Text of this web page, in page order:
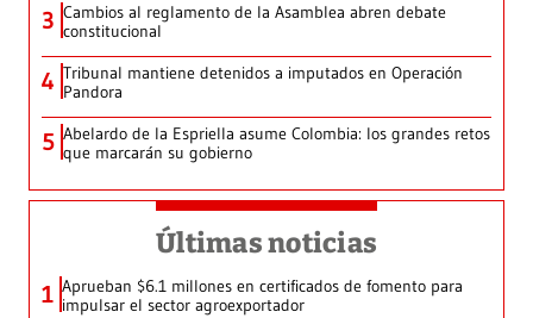
3 Cambios al reglamento de la Asamblea abren debate
constitucional
4 Tribunal mantiene detenidos a imputados en Operación
Pandora
5 Abelardo de la Espriella asume Colombia: los grandes retos
que marcarán su gobierno
Últimas noticias
1 Aprueban $6.1 millones en certificados de fomento para
impulsar el sector agroexportador